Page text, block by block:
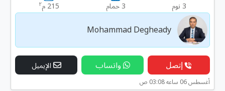
3 نوم 3 حمام 215 م ٢
Mohammad Degheady
إتصل واتساب الإيميل
أغسطس 06 ساعه 03:08 ص